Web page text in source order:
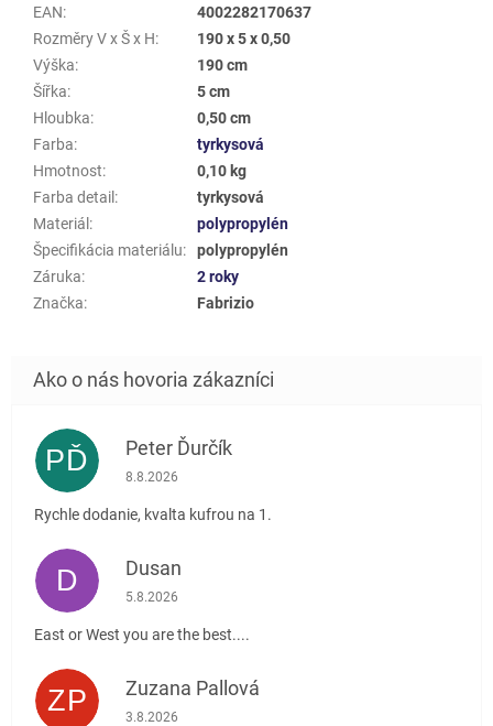
EAN:
4002282170637
Rozměry V x Š x H:
190 x 5 x 0,50
Výška:
190 cm
Šířka:
5 cm
Hloubka:
0,50 cm
Farba:
tyrkysová
Hmotnost:
0,10 kg
Farba detail :
tyrkysová
Materiál :
polypropylén
Špecifikácia materiálu:
polypropylén
Záruka:
2 roky
Značka: Fabrizio
PĎ Peter Ďurčík
Hodnotenie obchodu je 5 z 5 hviezdičiek.
8.8.2026
Rychle dodanie, kvalta kufrou na 1.
D Dusan
Hodnotenie obchodu je 5 z 5 hviezdičiek.
5.8.2026
East or West you are the best....
ZP Zuzana Pallová
Hodnotenie obchodu je 5 z 5 hviezdičiek.
3.8.2026